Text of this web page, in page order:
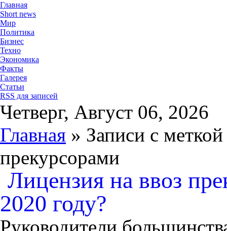
Главная
Short news
Мир
Политика
Бизнес
Техно
Экономика
Факты
Галерея
Статьи
RSS для записей
Четверг, Август 06, 2026
Главная » Записи с
прекурсорами
Лицензия на ввоз
2020 году?